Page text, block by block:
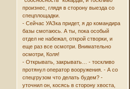
произнес, глядя в сторону выезда со
спецплощадки.
- Сейчас УАЗка придет, я до командира
базы смотаюсь. А ты, пока особый
отдел не набежал, открой створки, и
еще раз все осмотри. Внимательно
осмотри, Коля!
- Открывать, закрывать… - тоскливо
протянул оператор вооружения. - А со
спецгрузом что делать будем? -
уточнил он, косясь в сторону хвоста,